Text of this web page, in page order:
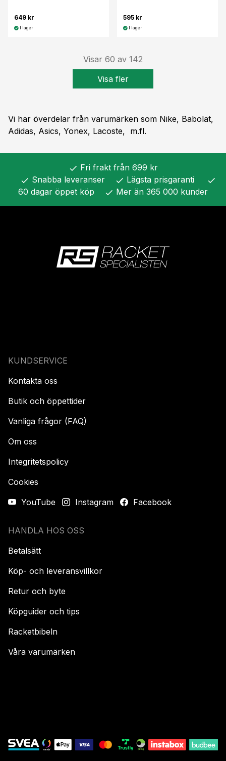
Vi har överdelar från varumärken som Nike, Babolat,
Adidas, Asics, Yonex, Lacoste, m.fl.
649 kr
I lager
595 kr
I lager
Visar 60 av 142
Visa fler
check Fri frakt från 699 kr
check Snabba leveranser check Lägsta prisgaranti check
60 dagar öppet köp check Mer än 365 000 kunder
KUNDSERVICE
Kontakta oss
Butik och öppettider
Vanliga frågor (FAQ)
Om oss
Integritetspolicy
Cookies
YouTube
Instagram Facebook
HANDLA HOS OSS
Betalsätt
Köp- och leveransvillkor
Retur och byte
Köpguider och tips
Racketbibeln
Våra varumärken